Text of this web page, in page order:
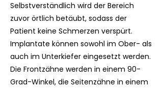
Selbstverständlich wird der Bereich
zuvor örtlich betäubt, sodass der
Patient keine Schmerzen verspürt.
Implantate können sowohl im Ober- als
auch im Unterkiefer eingesetzt werden.
Die Frontzähne werden in einem 90-
Grad-Winkel, die Seitenzähne in einem